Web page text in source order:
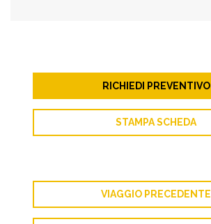
RICHIEDI PREVENTIVO
STAMPA SCHEDA
VIAGGIO PRECEDENTE